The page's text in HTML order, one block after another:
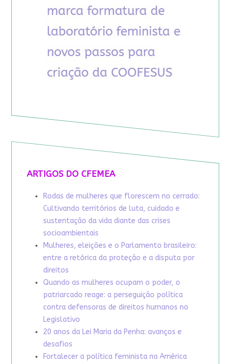
ARTIGOS DO CFEMEA
Rodas de mulheres que florescem no cerrado:
Cultivando territórios de luta, cuidado e
sustentação da vida diante das crises
socioambientais
Mulheres, eleições e o Parlamento brasileiro:
entre a retórica da proteção e a disputa por
direitos
Quando as mulheres ocupam o poder, o
patriarcado reage: a perseguição política
contra defensoras de direitos humanos no
Legislativo
20 anos da Lei Maria da Penha: avanços e
desafios
Fortalecer a política feminista na América